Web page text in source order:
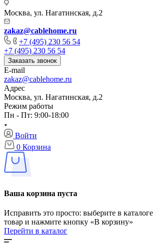
Москва, ул. Нагатинская, д.2
zakaz@cablehome.ru
+7 (495) 230 56 54
+7 (495) 230 56 54
Заказать звонок
E-mail
zakaz@cablehome.ru
Адрес
Москва, ул. Нагатинская, д.2
Режим работы
Пн - Пт: 9:00-18:00
Войти
0 Корзина
Ваша корзина пуста
Исправить это просто: выберите в
товар и нажмите кнопку «В корзину»
Перейти в каталог